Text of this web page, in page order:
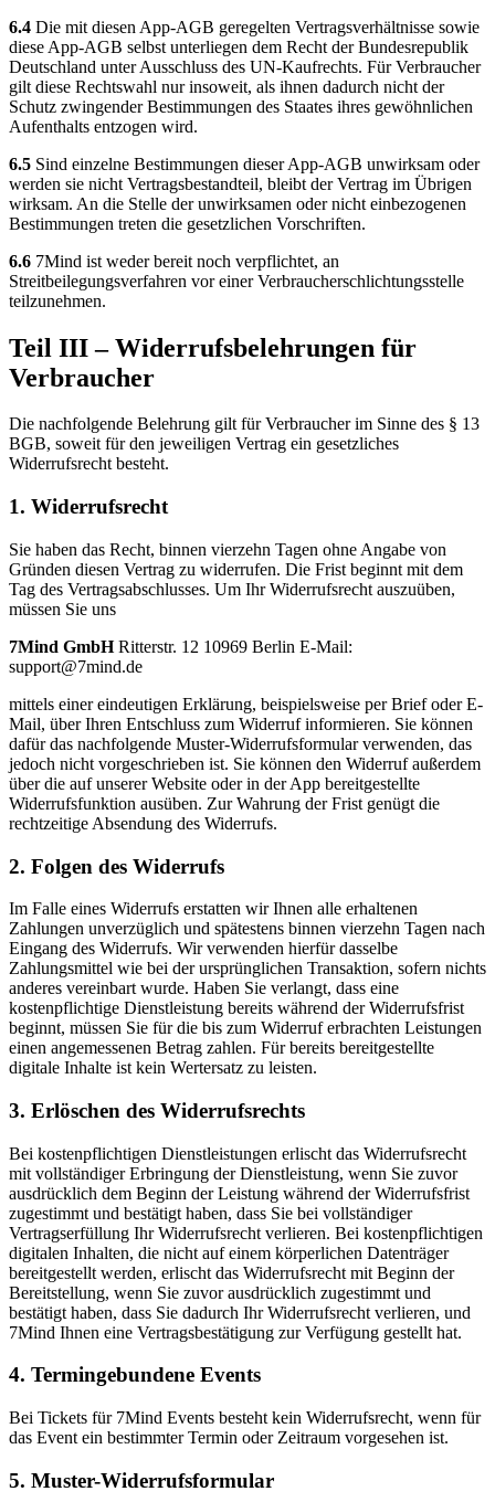
6.4 Die mit diesen App-AGB geregelten Vertragsverhältnisse sowie
diese App-AGB selbst unterliegen dem Recht der Bundesrepublik
Deutschland unter Ausschluss des UN-Kaufrechts. Für Verbraucher
gilt diese Rechtswahl nur insoweit, als ihnen dadurch nicht der
Schutz zwingender Bestimmungen des Staates ihres gewöhnlichen
Aufenthalts entzogen wird.
6.5 Sind einzelne Bestimmungen dieser App-AGB unwirksam oder
werden sie nicht Vertragsbestandteil, bleibt der Vertrag im Übrigen
wirksam. An die Stelle der unwirksamen oder nicht einbezogenen
Bestimmungen treten die gesetzlichen Vorschriften.
6.6 7Mind ist weder bereit noch verpflichtet, an
Streitbeilegungsverfahren vor einer Verbraucherschlichtungsstelle
teilzunehmen.
Teil III – Widerrufsbelehrungen für
Verbraucher
Die nachfolgende Belehrung gilt für Verbraucher im Sinne des § 13
BGB, soweit für den jeweiligen Vertrag ein gesetzliches
Widerrufsrecht besteht.
1. Widerrufsrecht
Sie haben das Recht, binnen vierzehn Tagen ohne Angabe von
Gründen diesen Vertrag zu widerrufen. Die Frist beginnt mit dem
Tag des Vertragsabschlusses. Um Ihr Widerrufsrecht auszuüben,
müssen Sie uns
7Mind GmbHRitterstr. 12 10969 Berlin E-Mail:
support@7mind.de
mittels einer eindeutigen Erklärung, beispielsweise per Brief oder E-
Mail, über Ihren Entschluss zum Widerruf informieren. Sie können
dafür das nachfolgende Muster-Widerrufsformular verwenden, das
jedoch nicht vorgeschrieben ist. Sie können den Widerruf außerdem
über die auf unserer Website oder in der App bereitgestellte
Widerrufsfunktion ausüben. Zur Wahrung der Frist genügt die
rechtzeitige Absendung des Widerrufs.
2. Folgen des Widerrufs
Im Falle eines Widerrufs erstatten wir Ihnen alle erhaltenen
Zahlungen unverzüglich und spätestens binnen vierzehn Tagen nach
Eingang des Widerrufs. Wir verwenden hierfür dasselbe
Zahlungsmittel wie bei der ursprünglichen Transaktion, sofern nichts
anderes vereinbart wurde. Haben Sie verlangt, dass eine
kostenpflichtige Dienstleistung bereits während der Widerrufsfrist
beginnt, müssen Sie für die bis zum Widerruf erbrachten Leistungen
einen angemessenen Betrag zahlen. Für bereits bereitgestellte
digitale Inhalte ist kein Wertersatz zu leisten.
3. Erlöschen des Widerrufsrechts
Bei kostenpflichtigen Dienstleistungen erlischt das Widerrufsrecht
mit vollständiger Erbringung der Dienstleistung, wenn Sie zuvor
ausdrücklich dem Beginn der Leistung während der Widerrufsfrist
zugestimmt und bestätigt haben, dass Sie bei vollständiger
Vertragserfüllung Ihr Widerrufsrecht verlieren. Bei kostenpflichtigen
digitalen Inhalten, die nicht auf einem körperlichen Datenträger
bereitgestellt werden, erlischt das Widerrufsrecht mit Beginn der
Bereitstellung, wenn Sie zuvor ausdrücklich zugestimmt und
bestätigt haben, dass Sie dadurch Ihr Widerrufsrecht verlieren, und
7Mind Ihnen eine Vertragsbestätigung zur Verfügung gestellt hat.
4. Termingebundene Events
Bei Tickets für 7Mind Events besteht kein Widerrufsrecht, wenn für
das Event ein bestimmter Termin oder Zeitraum vorgesehen ist.
5. Muster-Widerrufsformular